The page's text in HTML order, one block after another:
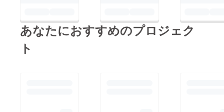
あなたにおすすめのプロジェク
ト